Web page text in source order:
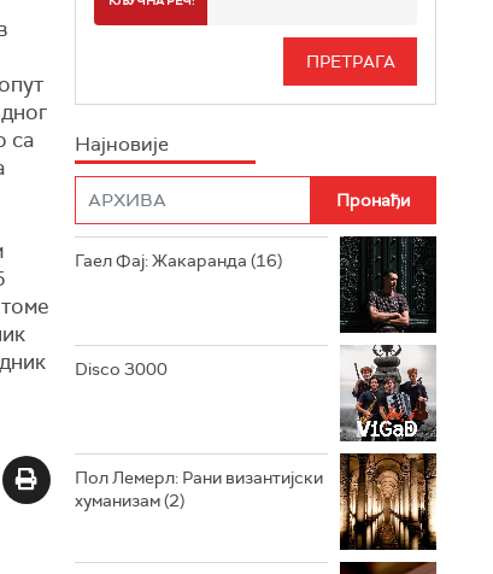
са
РАДИО БЕОГРАД 3
РАДИО РОКЕНРОЛЕР
РАДИО ЏУБОКС
РАДИО ВРТЕШКА
РАДИО ЏЕЗЕР
ИНФО
Најновије
Гаел Фај: Жакаранда (16)
Disco 3000
Пол Лемерл: Рани византијски
хуманизам (2)